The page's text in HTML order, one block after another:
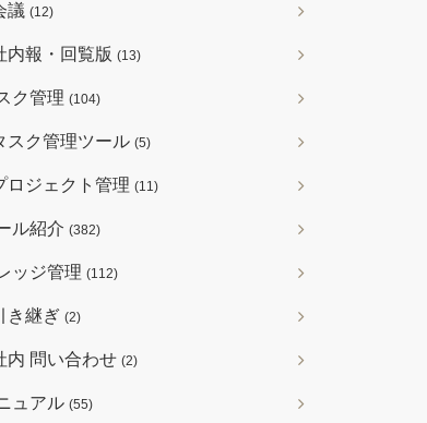
議 (12)
内報・回覧版 (13)
ク管理 (104)
スク管理ツール (5)
ロジェクト管理 (11)
ル紹介 (382)
ッジ管理 (112)
き継ぎ (2)
内 問い合わせ (2)
ュアル (55)